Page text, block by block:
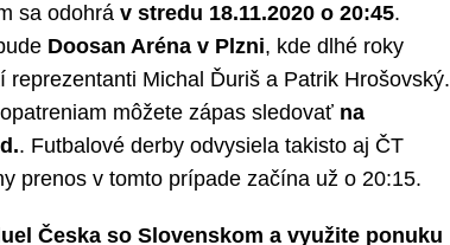
sa odohrá v stredu 18.11.2020 o 20:45.
Doosan Aréna v Plzni, kde dlhé roky
reprezentanti Michal Ďuriš a Patrik Hrošovský.
môžete zápas sledovať na
. Futbalové derby odvysiela takisto aj ČT
prenos v tomto prípade začína už o 20:15.
Česka so Slovenskom a využite ponuku